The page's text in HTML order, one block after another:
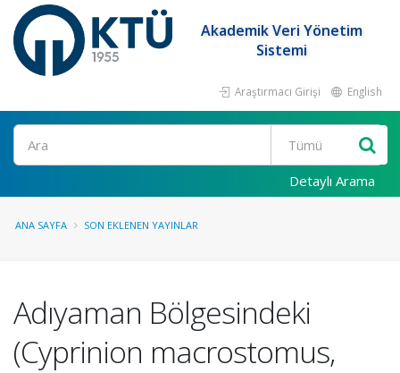
Akademik Veri Yönetim
Sistemi
Araştırmacı Girişi English
Ara
Detaylı Arama
ANA SAYFA SON EKLENEN YAYINLAR
Adıyaman Bölgesindeki
(Cyprinion macrostomus,